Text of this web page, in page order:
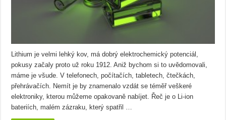
Lithium je velmi lehký kov, má dobrý elektrochemický potenciál,
pokusy začaly proto už roku 1912. Aniž bychom si to uvědomovali,
máme je všude. V telefonech, počítačích, tabletech, čtečkách,
přehrávačích. Nemít je by znamenalo vzdát se téměř veškeré
elektroniky, kterou můžeme opakovaně nabíjet. Řeč je o Li-ion
bateriích, malém zázraku, který spatřil …